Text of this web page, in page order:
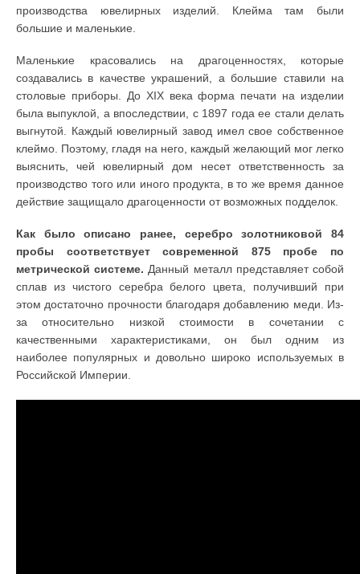
производства ювелирных изделий. Клейма там были
большие и маленькие.
Маленькие красовались на драгоценностях, которые
создавались в качестве украшений, а большие ставили на
столовые приборы. До XIX века форма печати на изделии
была выпуклой, а впоследствии, с 1897 года ее стали делать
выгнутой. Каждый ювелирный завод имел свое собственное
клеймо. Поэтому, гладя на него, каждый желающий мог легко
выяснить, чей ювелирный дом несет ответственность за
производство того или иного продукта, в то же время данное
действие защищало драгоценности от возможных подделок.
Как было описано ранее, серебро золотниковой 84
пробы соответствует современной 875 пробе по
метрической системе. Данный металл представляет собой
сплав из чистого серебра белого цвета, получивший при
этом достаточно прочности благодаря добавлению меди. Из-
за относительно низкой стоимости в сочетании с
качественными характеристиками, он был одним из
наиболее популярных и довольно широко используемых в
Российской Империи.